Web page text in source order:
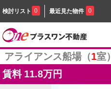
検討リスト 0 最近見た物件 0
アライアンス船場（1室）
賃料 11.8万円